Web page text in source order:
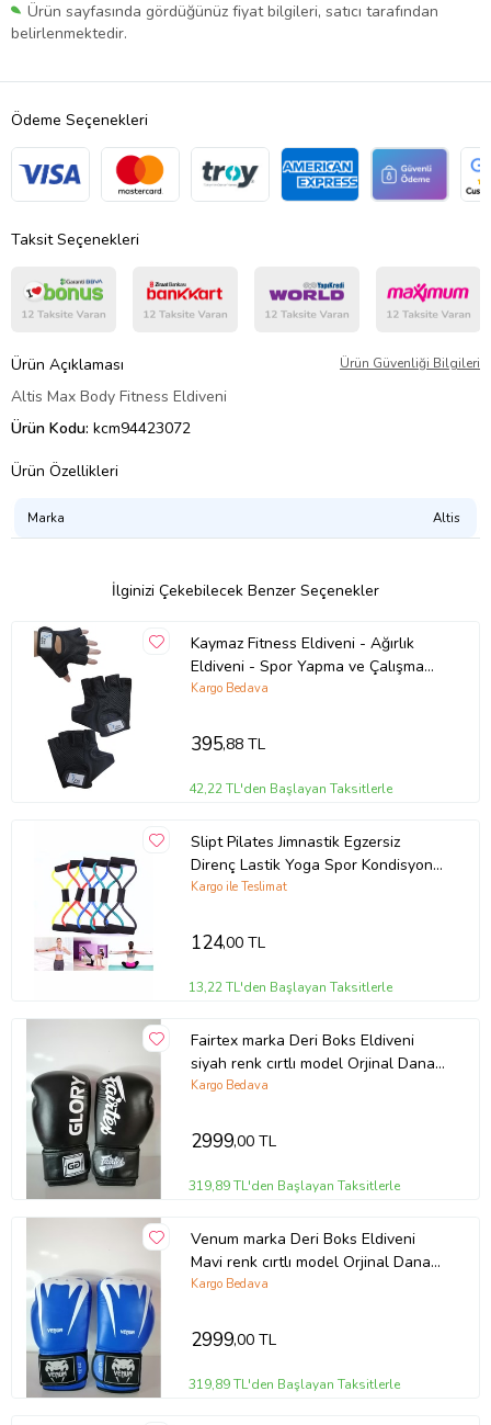
Ürün sayfasında gördüğünüz fiyat bilgileri, satıcı tarafından
belirlenmektedir.
Ödeme Seçenekleri
Taksit Seçenekleri
Ürün Açıklaması Ürün Güvenliği Bilgileri
Altis Max Body Fitness Eldiveni
Ürün Kodu: kcm94423072
Ürün Özellikleri
Marka Altis
İlginizi Çekebilecek Benzer Seçenekler
Kaymaz Fitness Eldiveni - Ağırlık
Eldiveni - Spor Yapma ve Çalışma
Kargo Bedava
395,88 TL
42,22 TL'den Başlayan Taksitlerle
Slipt Pilates Jimnastik Egzersiz
Direnç Lastik Yoga Spor Kondisyon
Aerobik Bandı
Kargo ile Teslimat
124,00 TL
13,22 TL'den Başlayan Taksitlerle
Fairtex marka Deri Boks Eldiveni
siyah renk cırtlı model Orjinal Dana
derisidir İTHAL ÜRÜNDÜR
10-12-14 16 OZ büyüklükte
İstediğiniz Bedeni msj ile bildiriniz
Kargo Bedava
2999,00 TL
319,89 TL'den Başlayan Taksitlerle
Venum marka Deri Boks Eldiveni
Mavi renk cırtlı model Orjinal Dana
derisidir İTHAL ÜRÜNDÜR
10-12-14 16 OZ büyüklükte
İstediğiniz Bedeni msj ile bildiriniz
Kargo Bedava
2999,00 TL
319,89 TL'den Başlayan Taksitlerle